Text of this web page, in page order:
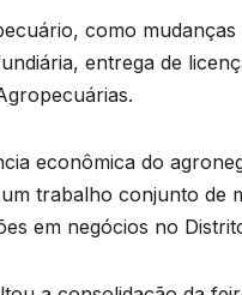
como
entrega de
econômica do
trabalho conjunto de
em negócios no